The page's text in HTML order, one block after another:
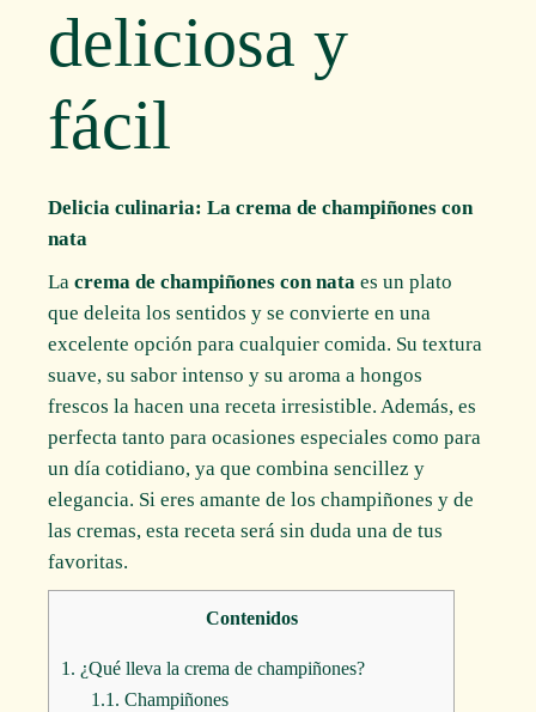
deliciosa y
fácil
Delicia culinaria: La crema de champiñones con
nata
Lacrema de champiñones con nata es un plato
que deleita los sentidos y se convierte en una
excelente opción para cualquier comida. Su textura
suave, su sabor intenso y su aroma a hongos
frescos la hacen una receta irresistible. Además, es
perfecta tanto para ocasiones especiales como para
un día cotidiano, ya que combina sencillez y
elegancia. Si eres amante de los champiñones y de
las cremas, esta receta será sin duda una de tus
favoritas.
Contenidos
1. ¿Qué lleva la crema de champiñones?
1.1. Champiñones